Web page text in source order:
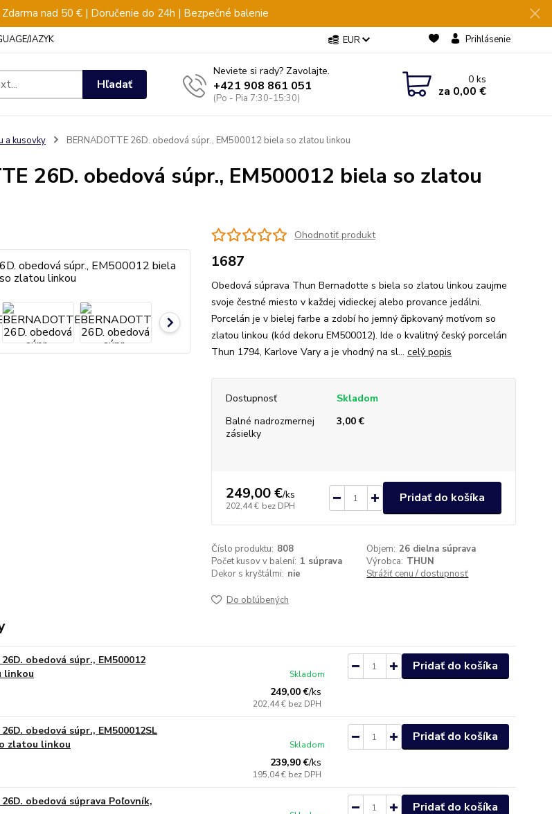
nad 50 € | Doručenie do 24h | Bezpečné balenie
JAZYK EUR Prihlásenie
Hľadať
Neviete si rady? Zavolajte.
+421 908 861 051
(Po - Pia 7:30-15:30)
0ks
za 0,00 €
a kusovky BERNADOTTE 26D. obedová súpr., EM500012 biela so zlatou linkou
26D. obedová súpr., EM500012 biela so zlatou
Ohodnotiť produkt
1687
Obedová súprava Thun Bernadotte s biela so zlatou linkou zaujme
svoje čestné miesto v každej vidieckej alebo provance jedálni.
Porcelán je v bielej farbe a zdobí ho jemný čipkovaný motívom so
zlatou linkou (kód dekoru EM500012). Ide o kvalitný český porcelán
Thun 1794, Karlove Vary a je vhodný na sl... celý popis
Dostupnosť
Skladom
Balné nadrozmernej
zásielky
3,00 €
249,00 €/ks
202,44 € bez DPH
Pridať do košíka
Číslo produktu: 808 Objem: 26 dielna súprava
Počet kusov v balení: 1 súprava Výrobca: THUN
Dekor s kryštálmi: nie Strážiť cenu / dostupnosť
Do obľúbených
obedová súpr., EM500012
linkou
249,00 €/ks
202,44 € bez DPH
Skladom
Pridať do košíka
obedová súpr., EM500012SL
zlatou linkou
239,90 €/ks
195,04 € bez DPH
Skladom
Pridať do košíka
26D. obedová súprava Poľovník,
Pridať do košíka